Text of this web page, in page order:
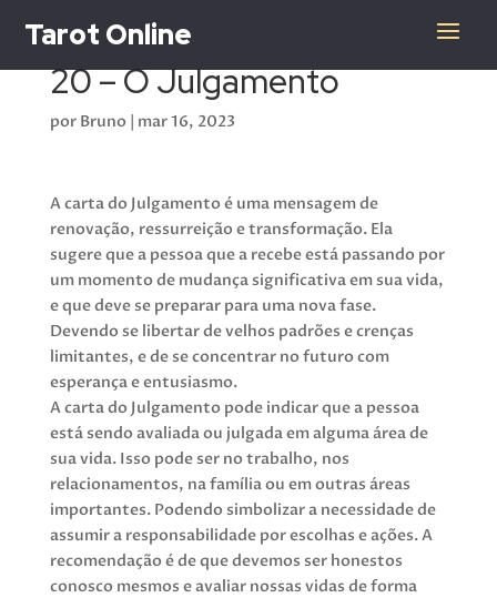
Tarot Online
20 – O Julgamento
por Bruno| mar 16, 2023
A carta do Julgamento é uma mensagem de
renovação, ressurreição e transformação. Ela
sugere que a pessoa que a recebe está passando por
um momento de mudança significativa em sua vida,
e que deve se preparar para uma nova fase.
Devendo se libertar de velhos padrões e crenças
limitantes, e de se concentrar no futuro com
esperança e entusiasmo.
A carta do Julgamento pode indicar que a pessoa
está sendo avaliada ou julgada em alguma área de
sua vida. Isso pode ser no trabalho, nos
relacionamentos, na família ou em outras áreas
importantes. Podendo simbolizar a necessidade de
assumir a responsabilidade por escolhas e ações. A
recomendação é de que devemos ser honestos
conosco mesmos e avaliar nossas vidas de forma